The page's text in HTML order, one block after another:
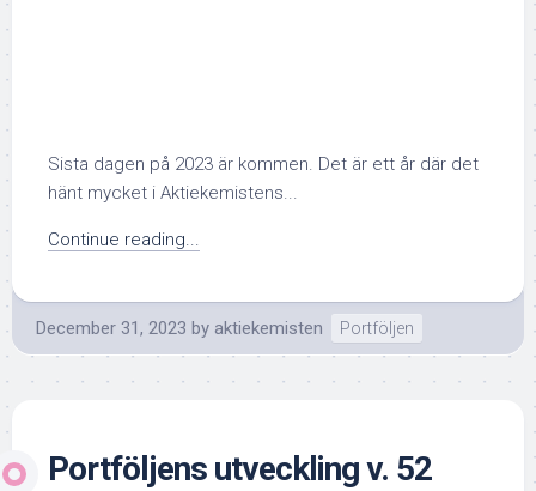
Sista dagen på 2023 är kommen. Det är ett år där det
hänt mycket i Aktiekemistens...
Continue reading...
December 31, 2023 by aktiekemisten Portföljen
Portföljens utveckling v. 52